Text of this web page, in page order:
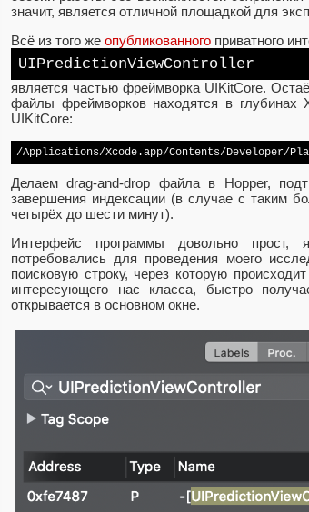
значит, является отличной площадкой для
Всё из того же опубликованного приватного
UIPredictionViewController
является частью фреймворка UIKitCore.
файлы фреймворков находятся в глубинах
UIKitCore:
/Applications/Xcode.app/Contents/Developer/
Делаем drag-and-drop файла в Hopper,
завершения индексации (в случае с таким
четырёх до шести минут).
Интерфейс программы довольно
потребовались для проведения моего
поисковую строку, через которую
интересующего нас класса, быстро
открывается в основном окне.